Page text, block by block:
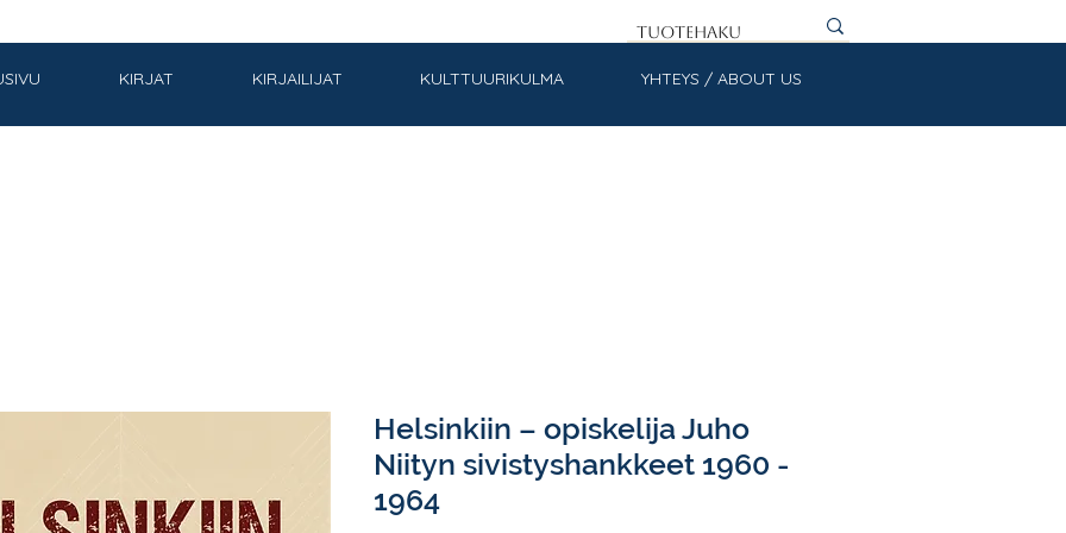
KIRJAT KIRJAILIJAT KULTTUURIKULMA YHTEYS / ABOUT US
Helsinkiin – opiskelija Juho
Niityn sivistyshankkeet 1960 -
1964